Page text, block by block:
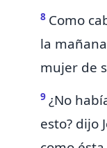
8 Como
la
mujer de
9 ¿No
esto? dijo